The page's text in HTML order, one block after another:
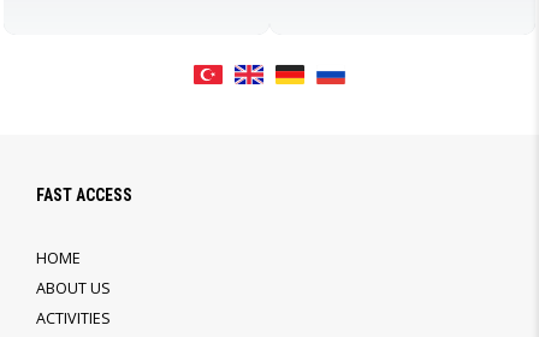
FAST ACCESS
HOME
ABOUT US
ACTIVITIES